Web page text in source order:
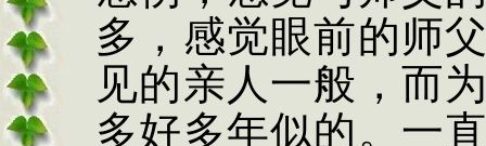
多，感觉眼前的师
见的亲人一般，而
多好多年似的。一